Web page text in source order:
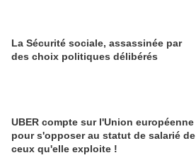
La Sécurité sociale, assassinée par
des choix politiques délibérés
UBER compte sur l'Union européenne
pour s'opposer au statut de salarié de
ceux qu'elle exploite !